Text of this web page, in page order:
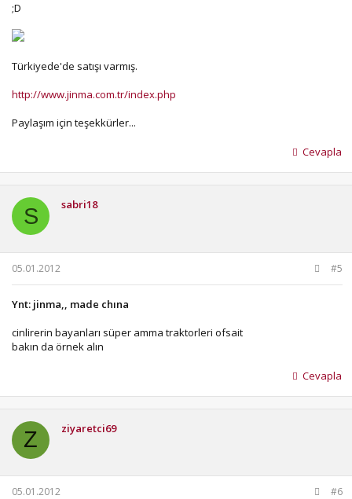
;D
Türkiyede'de satışı varmış.
http://www.jinma.com.tr/index.php
Paylaşım için teşekkürler...
Cevapla
S sabri18
05.01.2012 #5
Ynt: jinma,, made chına
cinlirerin bayanları süper amma traktorleri ofsait
bakın da örnek alın
Cevapla
Z ziyaretci69
05.01.2012 #6